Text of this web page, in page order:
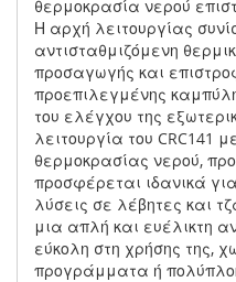
θερμοκρασία νερού
Η αρχή λειτουργίας
αντισταθμιζόμενη
προσαγωγής και
προεπιλεγμένης
του ελέγχου της
λειτουργία του CRC141
θερμοκρασίας νερού,
προσφέρεται ιδανικά
λύσεις σε λέβητες και
μια απλή και ευέλικτη
εύκολη στη χρήσης της,
προγράμματα ή